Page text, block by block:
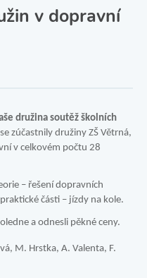
v dopravní
družina soutěž školních
zúčastnily družiny ZŠ Větrná,
v celkovém počtu 28
– řešení dopravních
části – jízdy na kole.
a odnesli pěkné ceny.
M. Hrstka, A. Valenta, F.